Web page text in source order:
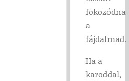
fokozódna
a
fájdalmad.
Ha a
karoddal,